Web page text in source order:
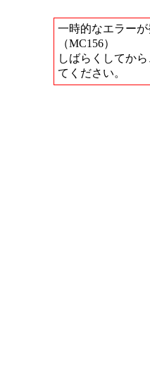
一時的なエラーが
（MC156）
しばらくしてか
てください。